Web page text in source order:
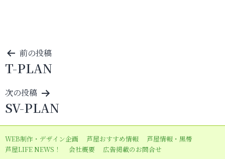
投
稿
ナ
ビ
ゲ
ー
シ
前の投稿
T-PLAN
次の投稿
SV-PLAN
WEB制作・デザイン企画 芦屋おすすめ情報
芦屋情報・黒帯
芦屋LIFE NEWS！
会社概要 広告掲載のお問合せ